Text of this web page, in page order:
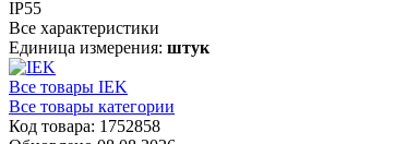
IP55
Все характеристики
Единица измерения: штук
Все товары IEK
Все товары категории
Код товара: 1752858